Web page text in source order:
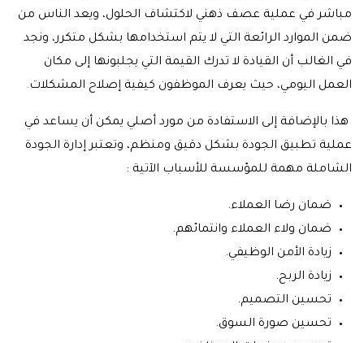
مباشر في عملية عصف ذهني لاكتشاف الحلول، ويعد الناس من
ضمن الموارد الرائعة التي لا يتم استخدامها بشكل متكرر، ونجد
في الغالب أن القيادة لا تدرك القيمة التي يجلبونها إلى مكان
العمل اليومي، حيث يعرف الموظفون كيفية إصلاح المشكلات.
هذا بالإضافة إلى الاستفادة من مورد أصلي يمكن أن يساعد في
عملية تطبيق الجودة بشكل دقيق ومنظم، وتعتبر إدارة الجودة
الشاملة مهمة للمؤسسة للأسباب الآتية :
ضمان رضا العملاء.
ضمان ولاء العملاء وانتمائهم.
زيادة الأمن الوظيفي.
زيادة الربح.
تحسين التصميم.
تحسين صورة السوق.